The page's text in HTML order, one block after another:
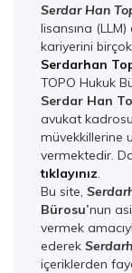
Serdar Han
lisansına
kariyerini
Serdarhan
TOPO Hukuk
Serdar Han
avukat
müvekkillerine
vermektedir.
tıklayınız.
Bu site,
Bürosu’nun
vermek
ederek
içeriklerden